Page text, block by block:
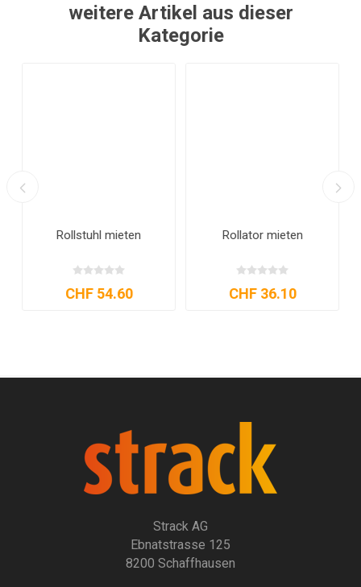
weitere Artikel aus dieser
Kategorie
Rollstuhl mieten
CHF 54.60
Rollator mieten
CHF 36.10
Strack AG
Ebnatstrasse 125
8200 Schaffhausen